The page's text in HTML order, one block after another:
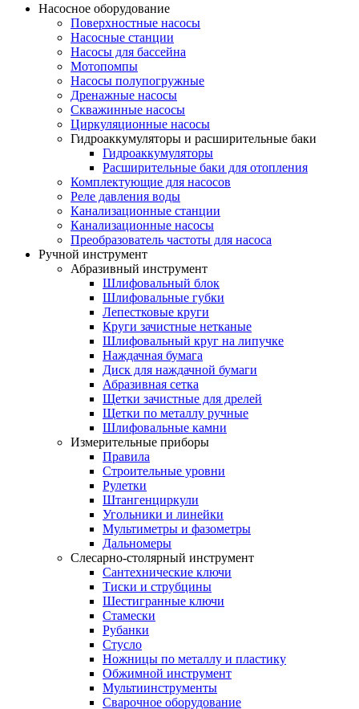
Насосное оборудование
Поверхностные насосы
Насосные станции
Насосы для бассейна
Мотопомпы
Насосы полупогружные
Дренажные насосы
Скважинные насосы
Циркуляционные насосы
Гидроаккумуляторы и расширительные баки
Гидроаккумуляторы
Расширительные баки для отопления
Комплектующие для насосов
Реле давления воды
Канализационные станции
Канализационные насосы
Преобразователь частоты для насоса
Ручной инструмент
Абразивный инструмент
Шлифовальный блок
Шлифовальные губки
Лепестковые круги
Круги зачистные нетканые
Шлифовальный круг на липучке
Наждачная бумага
Диск для наждачной бумаги
Абразивная сетка
Щетки зачистные для дрелей
Щетки по металлу ручные
Шлифовальные камни
Измерительные приборы
Правила
Строительные уровни
Рулетки
Штангенциркули
Угольники и линейки
Мультиметры и фазометры
Дальномеры
Слесарно-столярный инструмент
Сантехнические ключи
Тиски и струбцины
Шестигранные ключи
Стамески
Рубанки
Стусло
Ножницы по металлу и пластику
Обжимной инструмент
Мультиинструменты
Сварочное оборудование